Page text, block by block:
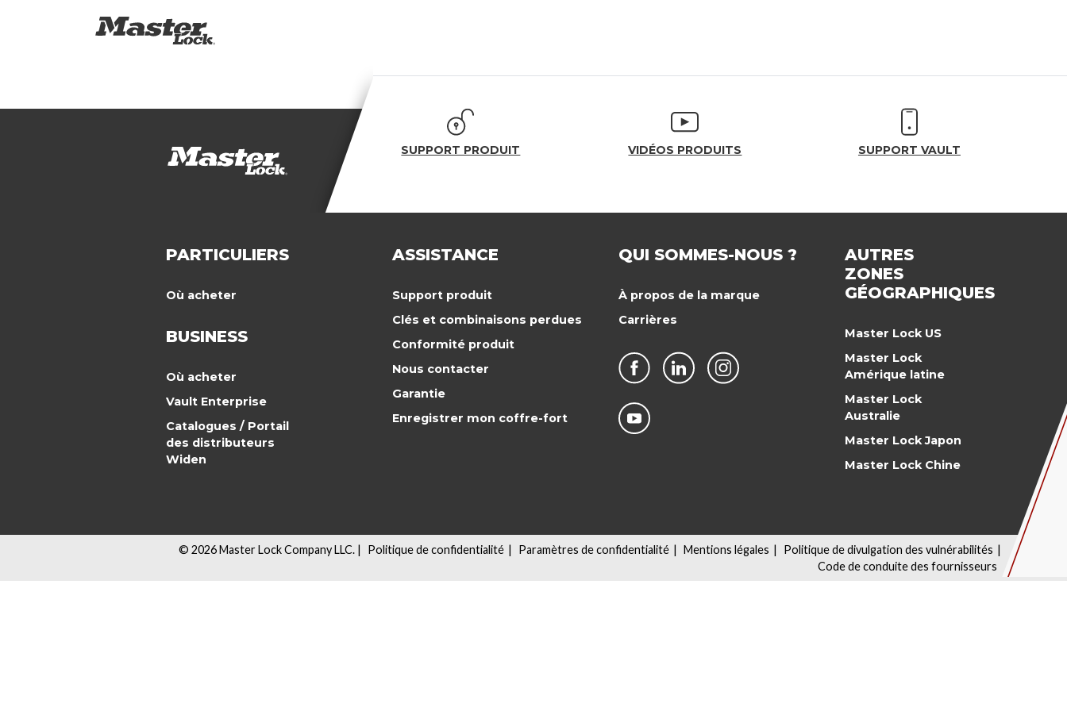
SUPPORT PRODUIT VIDÉOS PRODUITS SUPPORT VAULT
PARTICULIERS
Où acheter
BUSINESS
Où acheter
Vault Enterprise
Catalogues / Portail
des distributeurs
Widen
ASSISTANCE
Support produit
Clés et combinaisons perdues
Conformité produit
Nous contacter
Garantie
Enregistrer mon coffre-fort
QUI SOMMES-NOUS ?
À propos de la marque
Carrières
AUTRES
ZONES
GÉOGRAPHIQUES
Master Lock US
Master Lock
Amérique latine
Master Lock
Australie
Master Lock Japon
Master Lock Chine
© 2026Master Lock Company LLC. | Politique de confidentialité | Paramètres de confidentialité | Mentions légales | Politique de divulgation des vulnérabilités |
Code de conduite des fournisseurs